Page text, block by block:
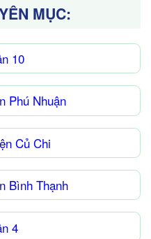
MỤC:
10
Phú Nhuận
Củ Chi
Bình Thạnh
4